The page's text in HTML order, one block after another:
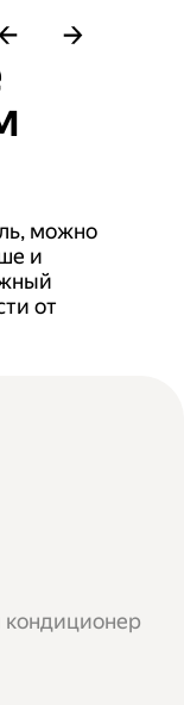
можно
и
от
кондиционер